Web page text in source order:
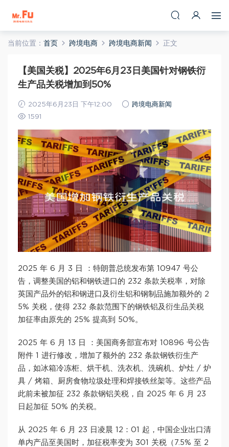
当前位置： 首页 跨境电商 跨境电商新闻 正文
【美国关税】2025年6月23日美国针对钢铁衍
生产品关税增加到50%
2025年6月23日 下午12:00
跨境电商新闻
1591
2025 年 6 月 3 日 ：特朗普总统发布第 10947 号公
告，调整美国的铝和钢铁进口的 232 条款关税率，对除
英国产品外的铝和钢进口及衍生铝和钢制品施加额外的 2
5% 关税，使得 232 条款范围下的钢铁铝及衍生品关税
加征率由原先的 25% 提高到 50%。
2025 年 6 月 13 日 ：美国商务部宣布对 10896 号公告
附件 1 进行修改，增加了额外的 232 条款钢铁衍生产
品，如冰箱冷冻柜、烘干机、洗衣机、洗碗机、炉灶 / 炉
具 / 烤箱、厨房食物垃圾处理和焊接铁丝架等。这些产品
此前未被加征 232 条款钢铝关税，自 2025 年 6 月 23
日起加征 50% 的关税。
从 2025 年 6 月 23 日凌晨 12：01 起，中国企业出口清
单内产品至美国时，加征税率变为 301 关税（7.5% 至 2